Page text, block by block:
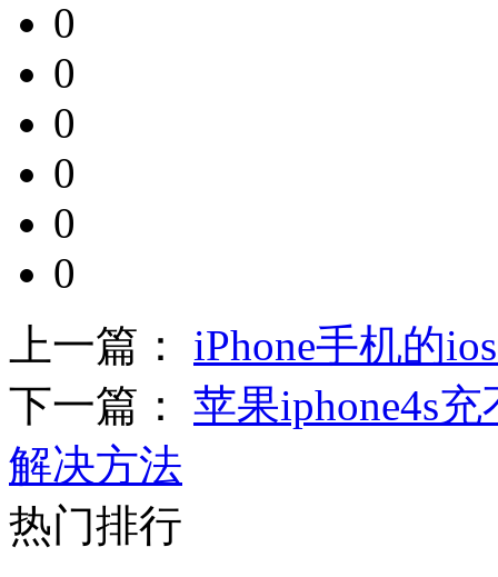
0
0
0
0
0
0
上一篇： iPhone手机的
下一篇： 苹果iphone4s
解决方法
热门排行